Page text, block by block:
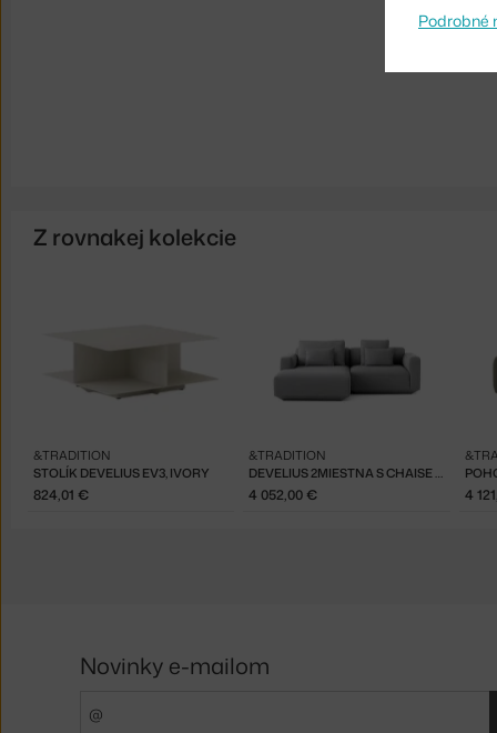
Z rovnakej kolekcie
STOLÍK DEVELIUS EV3, IVORY
&TRADITION
824,01 €
DEVELIUS 2MIESTNA S CHAISE LONGUE
&TRADITION
4 052,00 € 4
Podrobné
Novinky e-mailom